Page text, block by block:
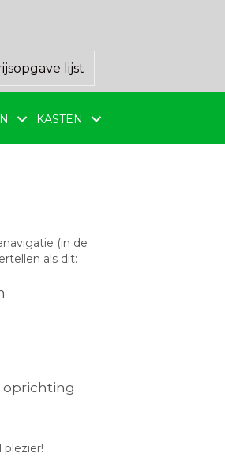
lijst
KASTEN
(in de
als dit:
oprichting
plezier!